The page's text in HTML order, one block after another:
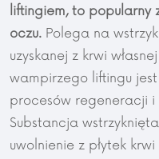
liftingiem, to popularny
oczu. Polega na
uzyskanej z krwi
wampirzego liftingu
procesów regeneracji i
Substancja
uwolnienie z płytek